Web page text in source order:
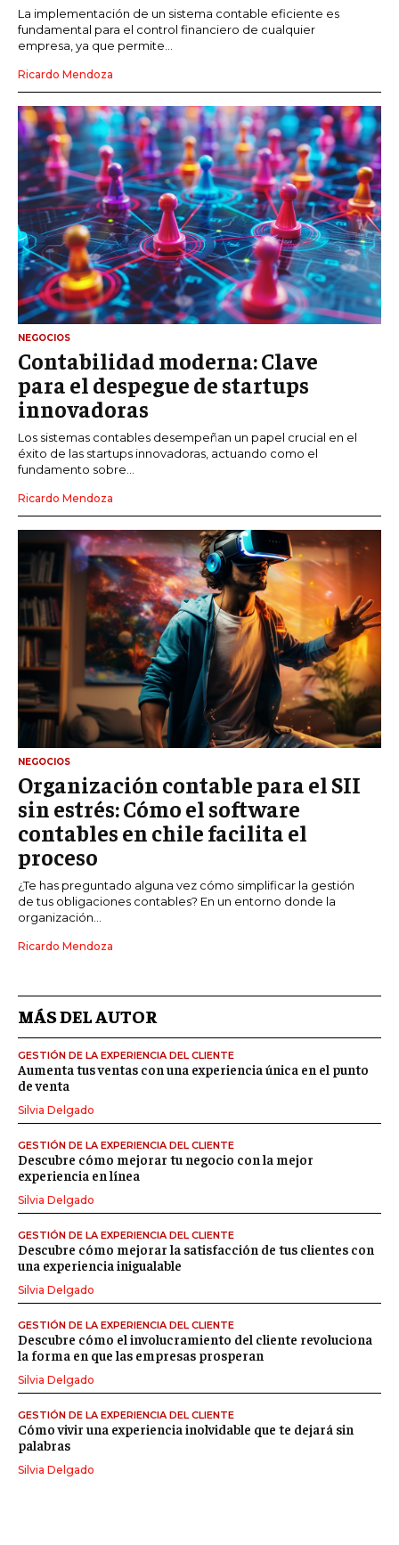
La implementación de un sistema contable eficiente es
fundamental para el control financiero de cualquier
empresa, ya que permite...
Ricardo Mendoza
NEGOCIOS
Contabilidad moderna: Clave
para el despegue de startups
innovadoras
Los sistemas contables desempeñan un papel crucial en el
éxito de las startups innovadoras, actuando como el
fundamento sobre...
Ricardo Mendoza
NEGOCIOS
Organización contable para el SII
sin estrés: Cómo el software
contables en chile facilita el
proceso
¿Te has preguntado alguna vez cómo simplificar la gestión
de tus obligaciones contables? En un entorno donde la
organización...
Ricardo Mendoza
MÁS DEL AUTOR
GESTIÓN DE LA EXPERIENCIA DEL CLIENTE
Aumenta tus ventas con una experiencia única en el punto
de venta
Silvia Delgado
GESTIÓN DE LA EXPERIENCIA DEL CLIENTE
Descubre cómo mejorar tu negocio con la mejor
experiencia en línea
Silvia Delgado
GESTIÓN DE LA EXPERIENCIA DEL CLIENTE
Descubre cómo mejorar la satisfacción de tus clientes con
una experiencia inigualable
Silvia Delgado
GESTIÓN DE LA EXPERIENCIA DEL CLIENTE
Descubre cómo el involucramiento del cliente revoluciona
la forma en que las empresas prosperan
Silvia Delgado
GESTIÓN DE LA EXPERIENCIA DEL CLIENTE
Cómo vivir una experiencia inolvidable que te dejará sin
palabras
Silvia Delgado